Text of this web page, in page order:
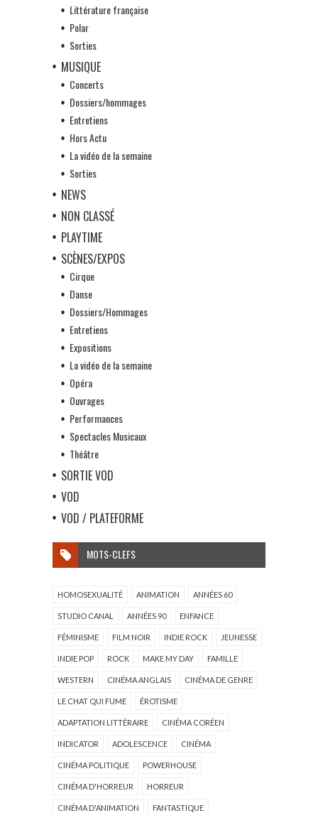
Littérature française
Polar
Sorties
MUSIQUE
Concerts
Dossiers/hommages
Entretiens
Hors Actu
La vidéo de la semaine
Sorties
NEWS
NON CLASSÉ
PLAYTIME
SCÈNES/EXPOS
Cirque
Danse
Dossiers/Hommages
Entretiens
Expositions
La vidéo de la semaine
Opéra
Ouvrages
Performances
Spectacles Musicaux
Théâtre
SORTIE VOD
VOD
VOD / PLATEFORME
MOTS-CLEFS
HOMOSEXUALITÉ ANIMATION ANNÉES 60
STUDIO CANAL ANNÉES 90 ENFANCE
FÉMINISME FILM NOIR INDIE ROCK JEUNESSE
INDIE POP ROCK MAKE MY DAY FAMILLE
WESTERN CINÉMA ANGLAIS CINÉMA DE GENRE
LE CHAT QUI FUME ÉROTISME
ADAPTATION LITTÉRAIRE CINÉMA CORÉEN
INDICATOR ADOLESCENCE CINÉMA
CINÉMA POLITIQUE POWERHOUSE
CINÉMA D'HORREUR HORREUR
CINÉMA D'ANIMATION FANTASTIQUE